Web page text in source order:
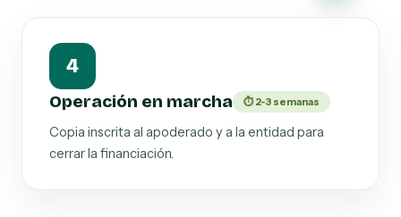
1
Definición de límites ⏱ 24-48 h
Importe máximo, productos autorizados y si
puede o no constituir garantías reales.